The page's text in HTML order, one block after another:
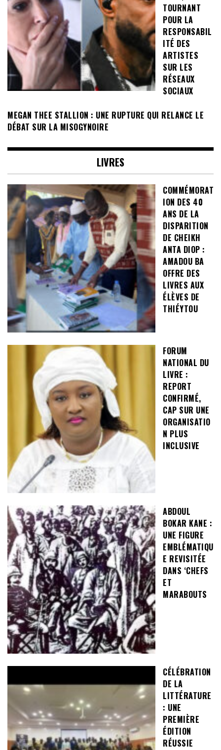
TOURNANT
POUR LA
RESPONSABIL
ITÉ DES
ARTISTES
SUR LES
RÉSEAUX
SOCIAUX
MEGAN THEE STALLION : UNE RUPTURE QUI RELANCE LE
DÉBAT SUR LA MISOGYNOIRE
LIVRES
COMMÉMORAT
ION DES 40
ANS DE LA
DISPARITION
DE CHEIKH
ANTA DIOP :
AMADOU BA
OFFRE DES
LIVRES AUX
ÉLÈVES DE
THIÉYTOU
FORUM
NATIONAL DU
LIVRE :
REPORT
CONFIRMÉ,
CAP SUR UNE
ORGANISATIO
N PLUS
INCLUSIVE
ABDOUL
BOKAR KANE :
UNE FIGURE
EMBLÉMATIQU
E REVISITÉE
DANS ‘CHEFS
ET
MARABOUTS
CÉLÉBRATION
DE LA
LITTÉRATURE
: UNE
PREMIÈRE
ÉDITION
RÉUSSIE